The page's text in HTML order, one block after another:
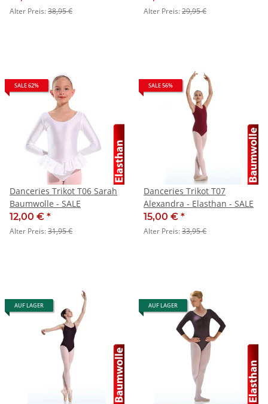
Alter Preis:38,95 € Alter Preis:29,95 €
SALE 62%
Danceries Trikot T06 Sarah
Baumwolle - SALE
12,00 € *
Alter Preis:31,95 €
SALE 56%
Danceries Trikot T07
Alexandra - Elasthan - SALE
15,00 € *
Alter Preis:33,95 €
AUF LAGER AUF LAGER